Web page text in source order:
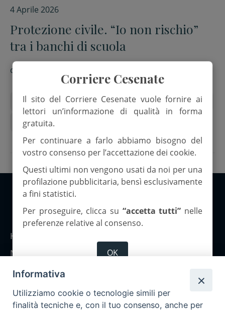
4 Aprile 2026
Protezione civile. “Io non rischio”
tra i banchi di scuola
di
elena baredi io non rischio Protezione civile
Scuola
Copyright 2026 ©Corriere Cesenate
Home
Notizie
Rubriche
Chi siamo
Come abbonarsi
Corriere Cesenate
Il sito del Corriere Cesenate vuole fornire ai
lettori un’informazione di qualità in forma
gratuita.
Per continuare a farlo abbiamo bisogno del
vostro consenso per l’accettazione dei cookie.
Questi ultimi non vengono usati da noi per una
profilazione pubblicitaria, bensì esclusivamente
a fini statistici.
Per proseguire, clicca su “accetta tutti” nelle
preferenze relative al consenso.
OK
Informativa
Utilizziamo cookie o tecnologie simili per
finalità tecniche e, con il tuo consenso, anche per